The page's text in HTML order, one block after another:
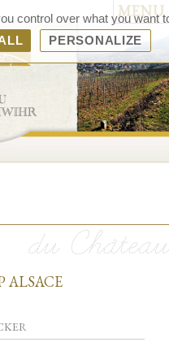
–
MENU
ALSACE
control over what you want
PERSONALIZE